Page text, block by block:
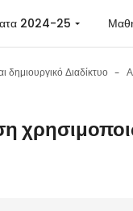
2024-25
δημιουργικό Διαδίκτυο